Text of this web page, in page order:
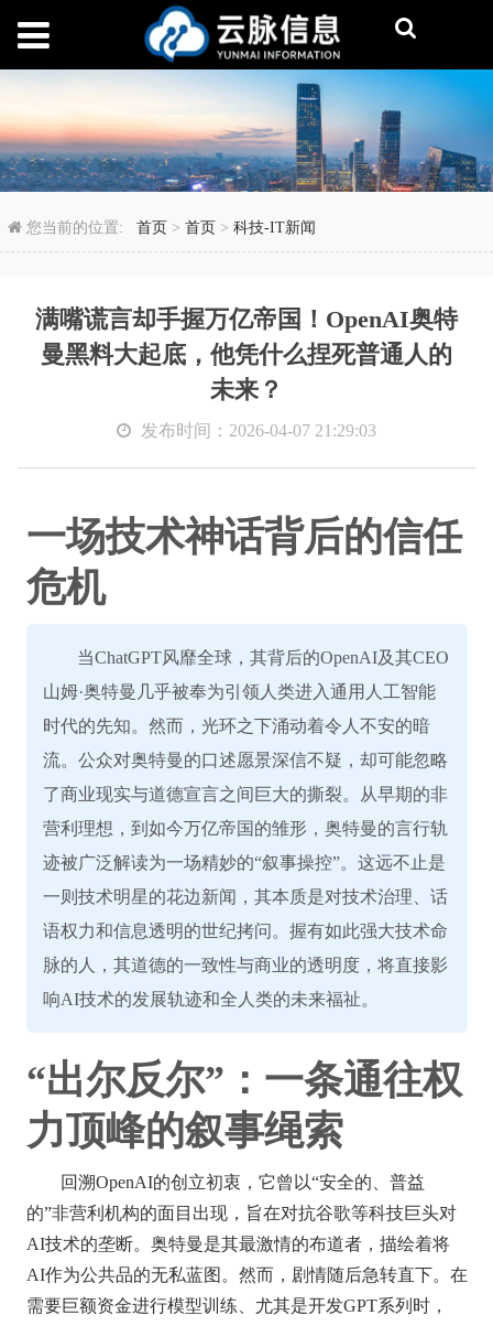
满嘴谎言却手握万亿帝
您当前的位置:首页 >首页 >科技-IT新闻
满嘴谎言却手握万亿帝国！OpenAI奥特
曼黑料大起底，他凭什么捏死普通人的
未来？
发布时间：2026-04-07 21:29:03
一场技术神话背后的信任
危机
当ChatGPT风靡全球，其背后的OpenAI及其CEO
山姆·奥特曼几乎被奉为引领人类进入通用人工智能
时代的先知。然而，光环之下涌动着令人不安的暗
流。公众对奥特曼的口述愿景深信不疑，却可能忽略
了商业现实与道德宣言之间巨大的撕裂。从早期的非
营利理想，到如今万亿帝国的雏形，奥特曼的言行轨
迹被广泛解读为一场精妙的“叙事操控”。这远不止是
一则技术明星的花边新闻，其本质是对技术治理、话
语权力和信息透明的世纪拷问。握有如此强大技术命
脉的人，其道德的一致性与商业的透明度，将直接影
响AI技术的发展轨迹和全人类的未来福祉。
“出尔反尔”：一条通往权
力顶峰的叙事绳索
回溯OpenAI的创立初衷，它曾以“安全的、普益
的”非营利机构的面目出现，旨在对抗谷歌等科技巨头对
AI技术的垄断。奥特曼是其最激情的布道者，描绘着将
AI作为公共品的无私蓝图。然而，剧情随后急转直下。在
需要巨额资金进行模型训练、尤其是开发GPT系列时，